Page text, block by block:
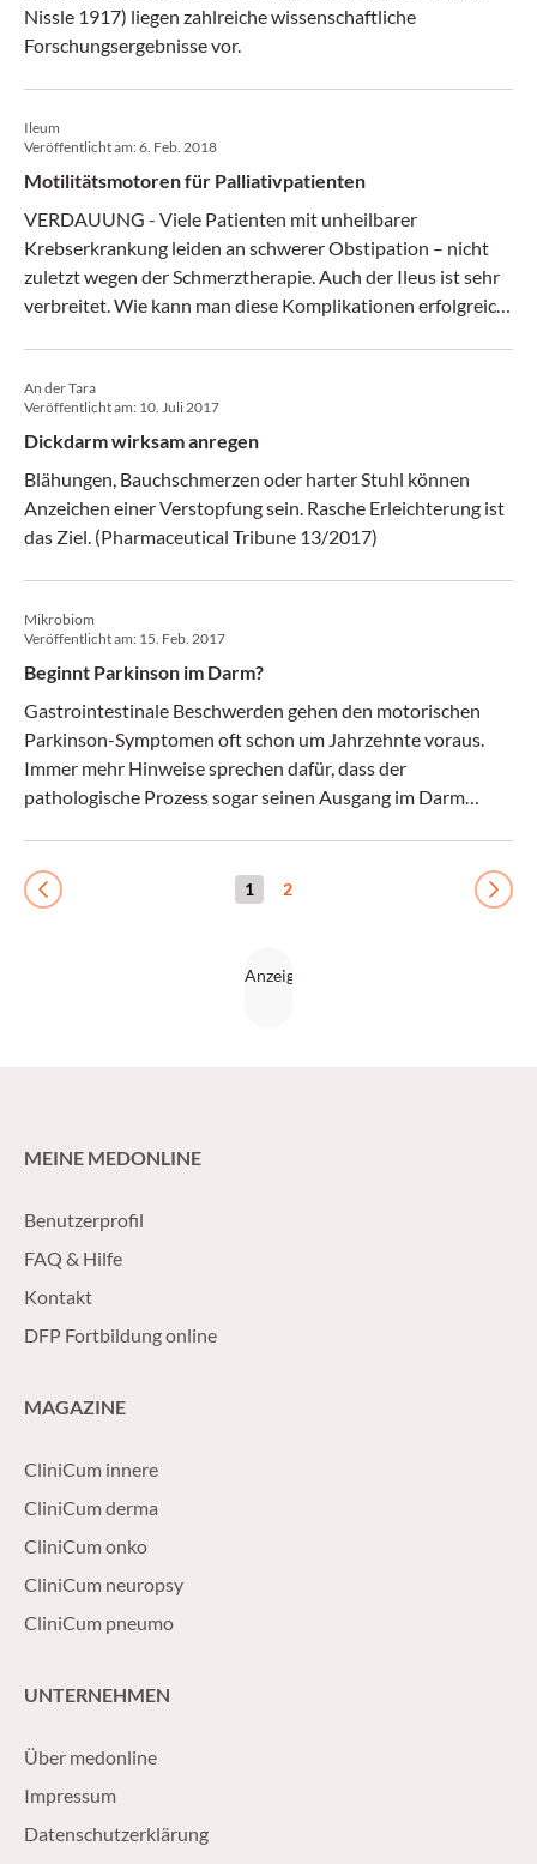
Nissle 1917) liegen zahlreiche wissenschaftliche
Forschungsergebnisse vor.
Ileum
Veröffentlicht am:6. Feb. 2018
Motilitätsmotoren für Palliativpatienten
VERDAUUNG - Viele Patienten mit unheilbarer
Krebserkrankung leiden an schwerer Obstipation – nicht
zuletzt wegen der Schmerztherapie. Auch der Ileus ist sehr
verbreitet. Wie kann man diese Komplikationen erfolgreich
An der Tara
Veröffentlicht am: 10. Juli 2017
Dickdarm wirksam anregen
Blähungen, Bauchschmerzen oder harter Stuhl können
Anzeichen einer Verstopfung sein. Rasche Erleichterung ist
das Ziel. (Pharmaceutical Tribune 13/2017)
Mikrobiom
Veröffentlicht am: 15. Feb. 2017
Beginnt Parkinson im Darm?
Gastrointestinale Beschwerden gehen den motorischen
Parkinson-Symptomen oft schon um Jahrzehnte voraus.
Immer mehr Hinweise sprechen dafür, dass der
pathologische Prozess sogar seinen Ausgang im Darm
Previous 1 2 Next
MEINE MEDONLINE
Benutzerprofil
FAQ & Hilfe
Kontakt
DFP Fortbildung online
MAGAZINE
CliniCum innere
CliniCum derma
CliniCum onko
CliniCum neuropsy
CliniCum pneumo
UNTERNEHMEN
Über medonline
Impressum
Datenschutzerklärung